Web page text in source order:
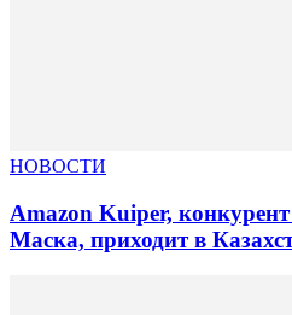
НОВОСТИ
Amazon Kuiper,
Маска, приходит в